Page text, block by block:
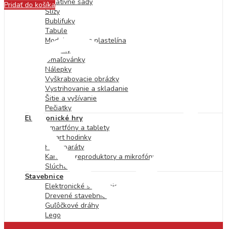
Slizy
Bublifuky
Tabule
Modelovanie a plastelína
Mozaiky
Omaľovánky
Nálepky
Vyškrabovacie obrázky
Vystrihovanie a skladanie
Šitie a vyšívanie
Pečiatky
Elektronické hry
Smartfóny a tablety
Smart hodinky
Fotoaparáty
Karaoke, reproduktory a mikrofóny
Slúchadlá
Stavebnice
Elektronické stavebnice
Drevené stavebnice
Guľôčkové dráhy
Lego
Kocky
Pridať do košíka